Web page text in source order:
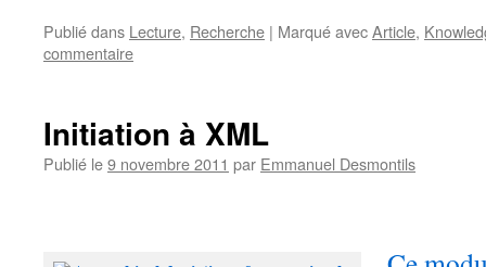
Publié dans Lecture, Recherche | Marqué avecArticle,
commentaire
Initiation à XML
Publié le9 novembre 2011 par Emmanuel Desmontils